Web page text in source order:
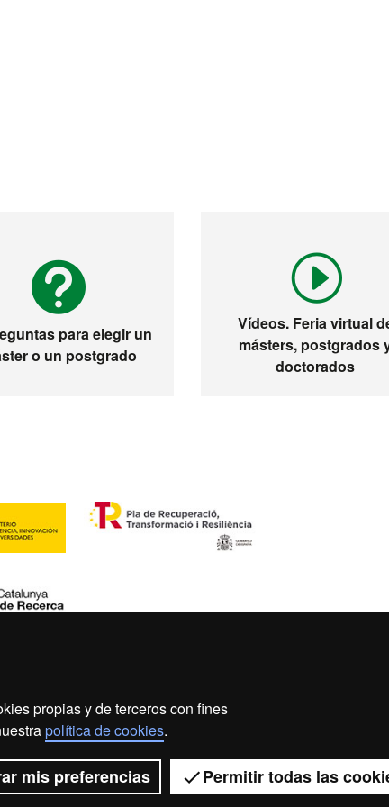
propias y de terceros con fines
política de cookies.
mis preferencias Permitir todas las
para elegir un
o un postgrado
Vídeos. Feria virtual
másters, postgrados
doctorados
Protección de datos Sobre el web
Universitat Autònoma de Barcelona